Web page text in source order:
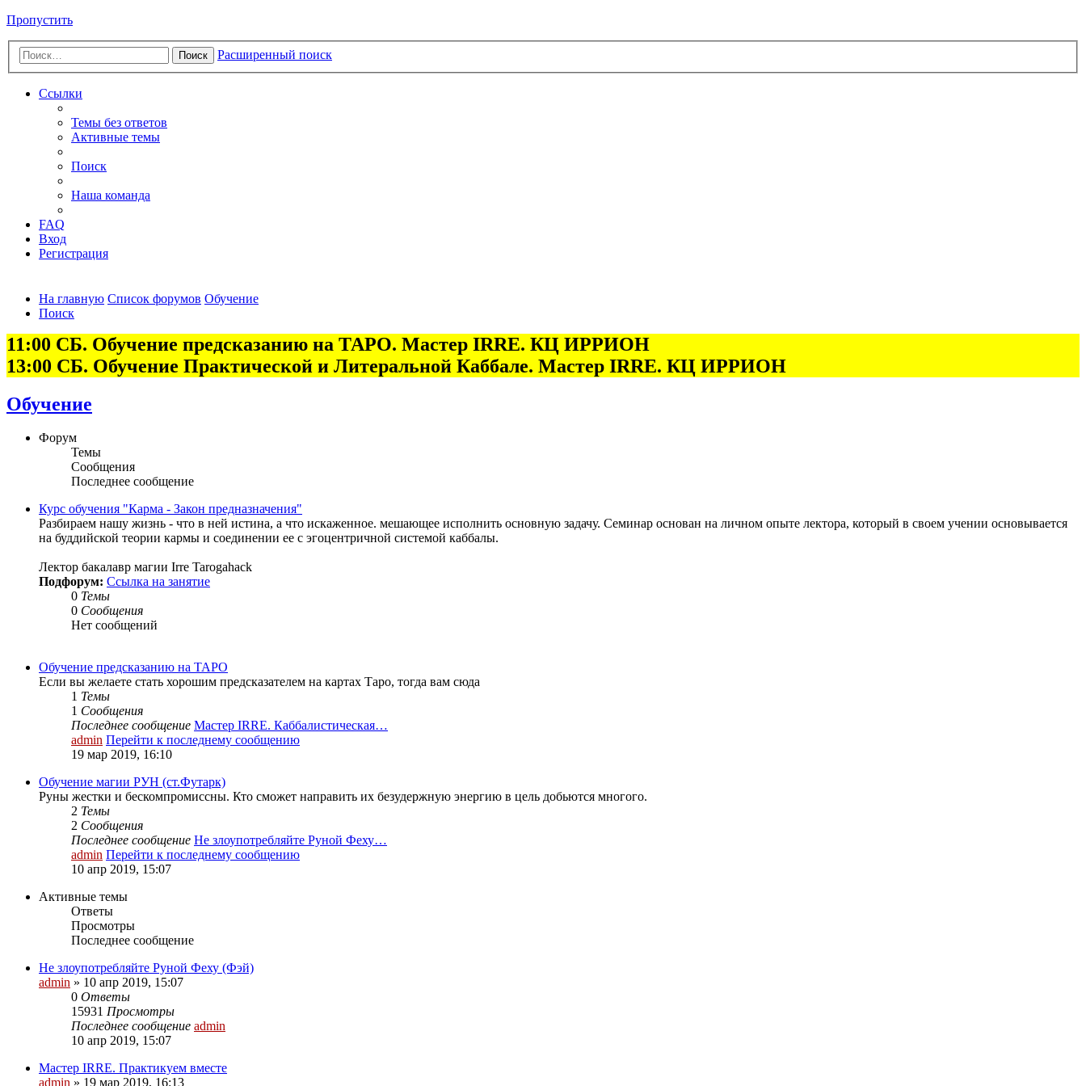
Пропустить
Поиск Расширенный поиск
Ссылки
Темы без ответов
Активные темы
Поиск
Наша команда
FAQ
Вход
Регистрация
На главную Список форумов Обучение
Поиск
11:00 СБ. Обучение предсказанию на ТАРО. Мастер IRRE. КЦ ИРРИОН
13:00 СБ. Обучение Практической и Литеральной Каббале. Мастер IRRE. КЦ ИРРИОН
Обучение
Форум
Темы
Сообщения
Последнее сообщение
Курс обучения "Карма - Закон предназначения"
Разбираем нашу жизнь - что в ней истина, а что искаженное. мешающее исполнить основную задачу. Семинар основан на личном опыте лектора, который в своем учении основывается
на буддийской теории кармы и соединении ее с эгоцентричной системой каббалы.
Лектор бакалавр магии Irre Tarogahack
Подфорум: Ссылка на занятие
0 Темы
0 Сообщения
Нет сообщений
Обучение предсказанию на ТАРО
Если вы желаете стать хорошим предсказателем на картах Таро, тогда вам сюда
1 Темы
1 Сообщения
Последнее сообщение Мастер IRRE. Каббалистическая…
admin Перейти к последнему сообщению
19 мар 2019, 16:10
Обучение магии РУН (ст.Футарк)
Руны жестки и бескомпромиссны. Кто сможет направить их безудержную энергию в цель добьются многого.
2 Темы
2 Сообщения
Последнее сообщение Не злоупотребляйте Руной Феху…
admin Перейти к последнему сообщению
10 апр 2019, 15:07
Активные темы
Ответы
Просмотры
Последнее сообщение
Не злоупотребляйте Руной Феху (Фэй)
admin » 10 апр 2019, 15:07
0 Ответы
15931 Просмотры
Последнее сообщение admin
10 апр 2019, 15:07
Мастер IRRE. Практикуем вместе
admin » 19 мар 2019, 16:13